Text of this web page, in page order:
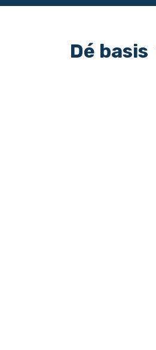
Dé basis